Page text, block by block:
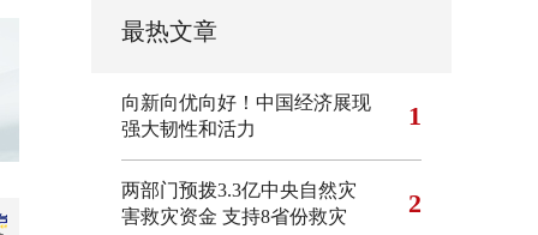
最热文章
向新向优向好！中国经济展现
强大韧性和活力
1
两部门预拨3.3亿中央自然灾
害救灾资金 支持8省份救灾
2